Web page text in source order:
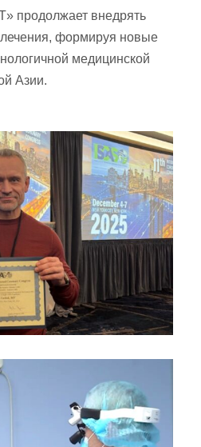
продолжает внедрять
формируя новые
медицинской
Азии.